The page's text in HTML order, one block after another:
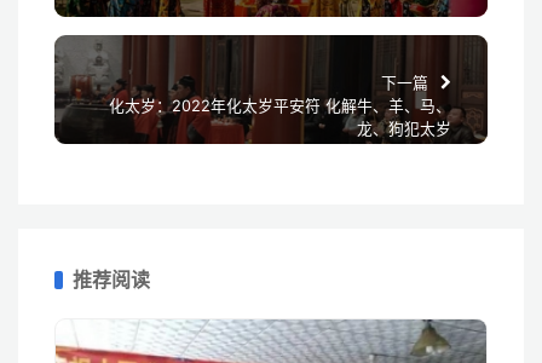
下一篇
化太岁：2022年化太岁平安符 化解牛、羊、马、
龙、狗犯太岁
推荐阅读